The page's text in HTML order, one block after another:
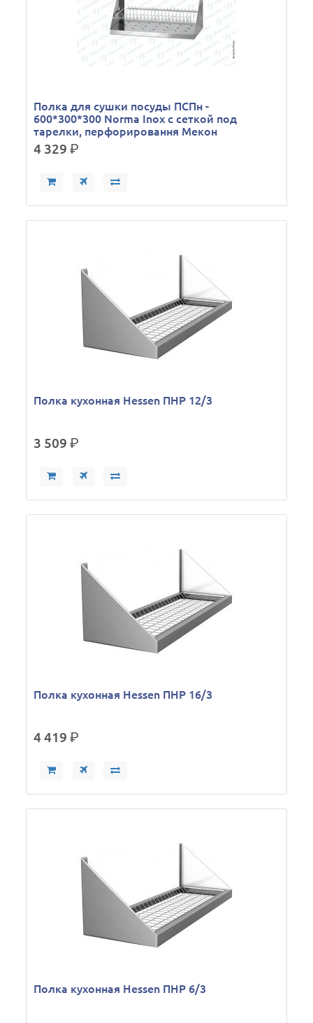
Полка для сушки посуды ПСПн -
600*300*300 Norma Inox с сеткой под
тарелки, перфорировання Мекон
4 329р.
Полка кухонная Hessen ПНР 12/3
3 509р.
Полка кухонная Hessen ПНР 16/3
4 419р.
Полка кухонная Hessen ПНР 6/3